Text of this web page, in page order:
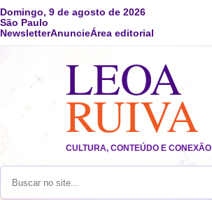
Domingo, 9 de agosto de 2026
São Paulo
NewsletterAnuncieÁrea editorial
LEOA
RUIVA
CULTURA, CONTEÚDO E CONEXÃO
Buscar no site